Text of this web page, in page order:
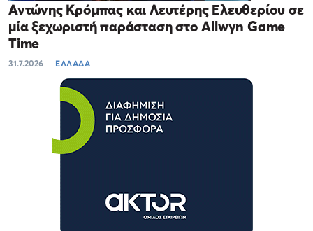
Αντώνης Κρόμπας και Λευτέρης Ελευθερίου σε
μία ξεχωριστή παράσταση στο Allwyn Game
Time
31.7.2026 ΕΛΛΑΔΑ